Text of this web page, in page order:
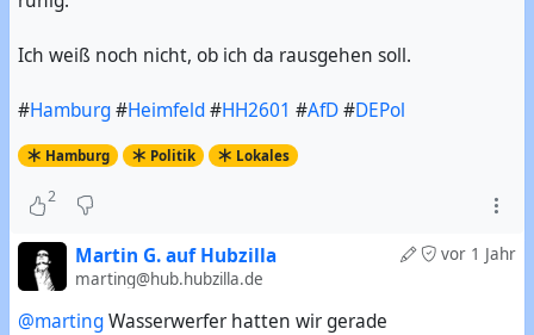
Ich weiß noch nicht, ob ich da rausgehen soll.
#Hamburg#Heimfeld#HH2601 #AfD#DEPol
Hamburg Politik Lokales
2
vor 1 Jahr
Martin G. auf Hubzilla
marting@hub.hubzilla.de
@martingWasserwerfer hatten wir gerade